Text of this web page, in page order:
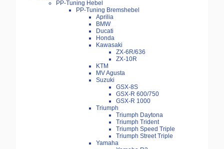
PP-Tuning Hebel
PP-Tuning Bremshebel
Aprilia
BMW
Ducati
Honda
Kawasaki
ZX-6R/636
ZX-10R
KTM
MV Agusta
Suzuki
GSX-8S
GSX-R 600/750
GSX-R 1000
Triumph
Triumph Daytona
Triumph Trident
Triumph Speed Triple
Triumph Street Triple
Yamaha